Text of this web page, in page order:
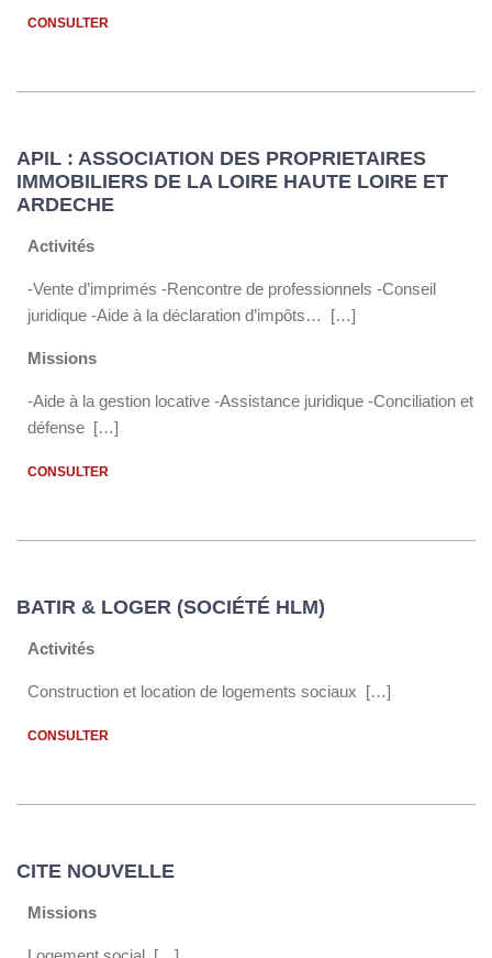
CONSULTER
APIL : ASSOCIATION DES PROPRIETAIRES
IMMOBILIERS DE LA LOIRE HAUTE LOIRE ET
ARDECHE
Activités
-Vente d’imprimés -Rencontre de professionnels -Conseil
juridique -Aide à la déclaration d’impôts… […]
Missions
-Aide à la gestion locative -Assistance juridique -Conciliation et
défense […]
CONSULTER
BATIR & LOGER (SOCIÉTÉ HLM)
Activités
Construction et location de logements sociaux […]
CONSULTER
CITE NOUVELLE
Missions